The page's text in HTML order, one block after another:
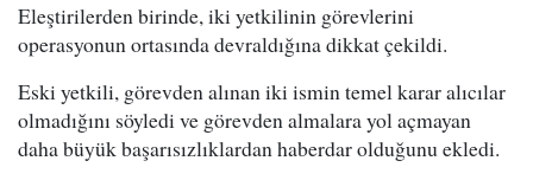
Eleştirilerden birinde, iki yetkilinin görevlerini
operasyonun ortasında devraldığına dikkat çekildi.
Eski yetkili, görevden alınan iki ismin temel karar alıcılar
olmadığını söyledi ve görevden almalara yol açmayan
daha büyük başarısızlıklardan haberdar olduğunu ekledi.